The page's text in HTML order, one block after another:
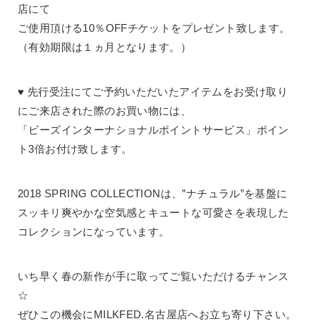
店にて
ご使用頂ける10％OFFチケットをプレゼント致します。
（有効期限は１ヵ月となります。）
♥ 先行受注にてご予約いただいたアイテムをお受け取り
にご来店された際のお買い物には、
「ビーズインターナショナルポイントサービス」ポイン
ト3倍お付け致します。
2018 SPRING COLLECTIONは、”ナチュラル”を基盤に
スッキリ爽やかな空気感とキュートな可愛さを表現した
コレクションになっています。
いち早く春の新作が手に取ってご覧いただけるチャンス
☆
ぜひこの機会にMILKFED.名古屋店へお立ち寄り下さい。